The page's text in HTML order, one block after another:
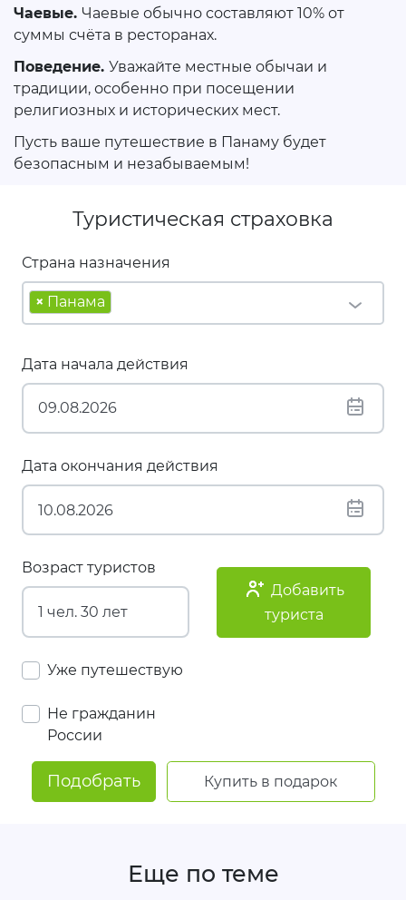
Чаевые. Чаевые обычно составляют 10% от
суммы счёта в ресторанах.
Поведение. Уважайте местные обычаи и
традиции, особенно при посещении
религиозных и исторических мест.
Пусть ваше путешествие в Панаму будет
безопасным и незабываемым!
Туристическая страховка
Страна назначения
× Панама
Дата начала действия
Дата окончания действия
Возраст туристов
Добавить
туриста
Уже путешествую
Не гражданин
России
Подобрать Купить в подарок
Еще по теме